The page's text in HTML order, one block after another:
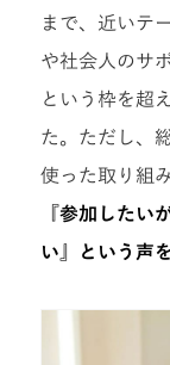
まで、近いテ
や社会人のサ
という枠を超
た。ただし、
使った取り組
『参加したい
い』という声